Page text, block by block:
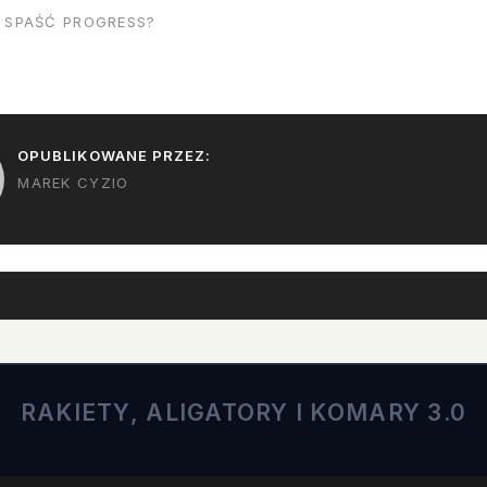
PROGRESS?
OPUBLIKOWANE PRZEZ:
MAREK CYZIO
RAKIETY, ALIGATORY I KOMARY 3.0